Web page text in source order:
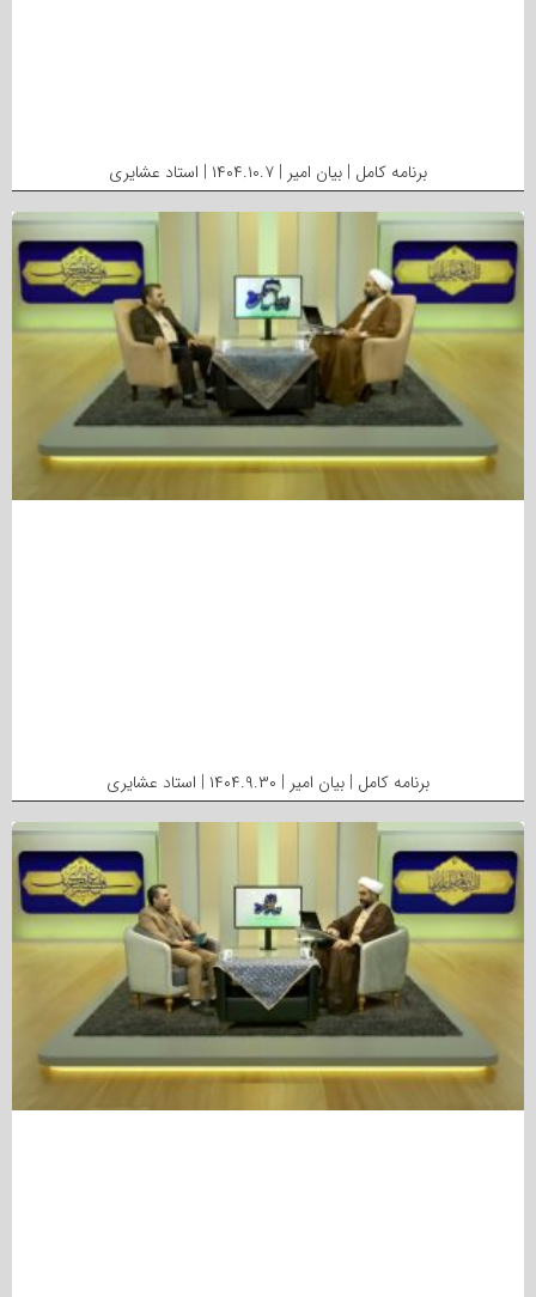
برنامه کامل | بیان امیر | ۱۴۰۴.۱۰.۷ | استاد عشایری
برنامه کامل | بیان امیر | ۱۴۰۴.۹.۳۰ | استاد عشایری